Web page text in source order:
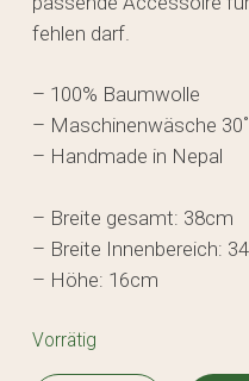
fehlen darf.
– 100% Baumwolle
– Maschinenwäsche 30˚
– Handmade in Nepal
– Breite gesamt: 38cm
– Breite Innenbereich:
– Höhe: 16cm
Vorrätig